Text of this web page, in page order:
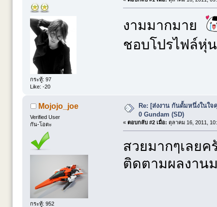
กระทู้: 97
Like: -20
งามมากมาย
ชอบโปรไฟล์หุ่
Mojojo_joe
Verified User
กัน-โอตะ
กระทู้: 952
Re: [ส่งงาน กันดั้มหนึ่งในใ
0 Gundam (SD)
« ตอบกลับ #2 เมื่อ: ตุลาคม 16, 2011,
สวยมากๆเลยค
ติดตามผลงาน